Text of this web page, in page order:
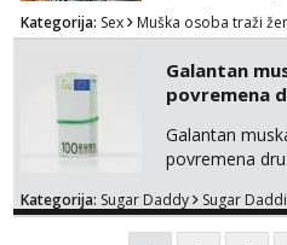
Kategorija: Sex Muška osoba traži
Galantan
povremena
Galantan
povremena
Kategorija: Sugar Daddy Sugar